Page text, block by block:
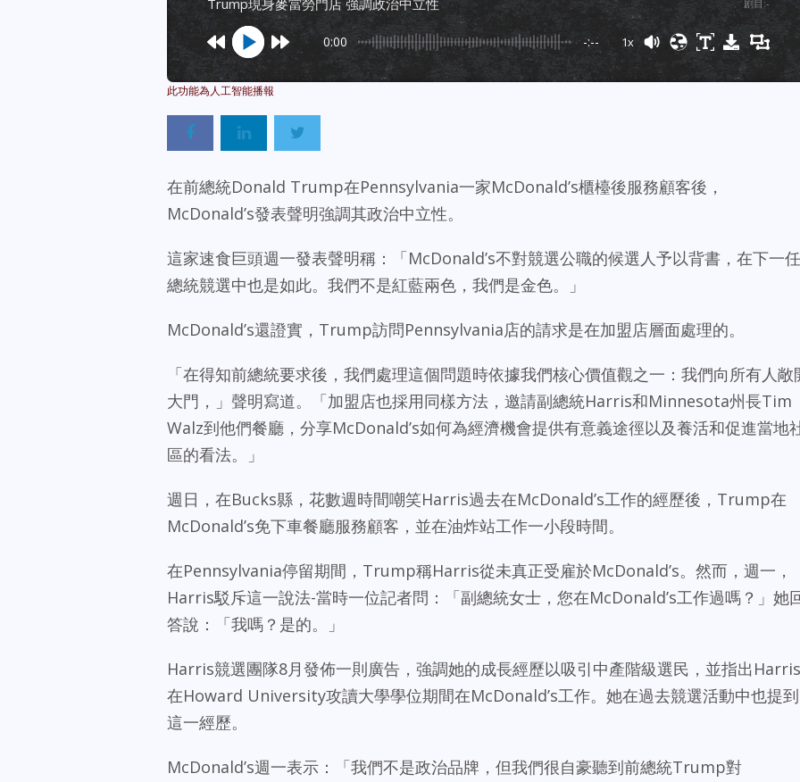
trump現身麥當勞門店 強調政治中立性 剧目 :-
0:00 -:-- 1x
Powered By
在前總統Donald Trump在Pennsylvania一家McDonald’s櫃檯後服務顧客後，
McDonald’s發表聲明強調其政治中立性。
這家速食巨頭週一發表聲明稱：「McDonald’s不對競選公職的候選人予以背書，在下一任
總統競選中也是如此。我們不是紅藍兩色，我們是金色。」
McDonald’s還證實，Trump訪問Pennsylvania店的請求是在加盟店層面處理的。
「在得知前總統要求後，我們處理這個問題時依據我們核心價值觀之一：我們向所有人敞
大門，」聲明寫道。「加盟店也採用同樣方法，邀請副總統Harris和Minnesota州長Tim
Walz到他們餐廳，分享McDonald’s如何為經濟機會提供有意義途徑以及養活和促進當地
區的看法。」
週日，在Bucks縣，花數週時間嘲笑Harris過去在McDonald’s工作的經歷後，Trump在
McDonald’s免下車餐廳服務顧客，並在油炸站工作一小段時間。
在Pennsylvania停留期間，Trump稱Harris從未真正受雇於McDonald’s。然而，週一，
Harris駁斥這一說法-當時一位記者問：「副總統女士，您在McDonald’s工作過嗎？」她
答說：「我嗎？是的。」
Harris競選團隊8月發佈一則廣告，強調她的成長經歷以吸引中產階級選民，並指出Harris
在Howard University攻讀大學學位期間在McDonald’s工作。她在過去競選活動中也提到
這一經歷。
McDonald’s週一表示：「我們不是政治品牌，但我們很自豪聽到前總統Trump對